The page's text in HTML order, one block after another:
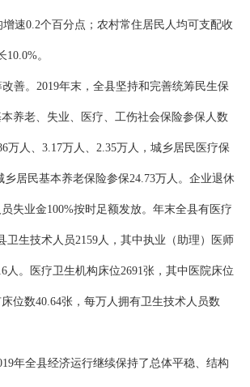
速0.2个百分点；农村常住居民人均可支配收
10.0%。
善。 2019年末，全县坚持和完善统筹民生保
养老、失业、医疗、工伤社会保险参保人数
万人、3.17万人、2.35万人，城乡居民医疗保
乡居民基本养老保险参保24.73万人。企业退休
失业金100%按时足额发放。年末全县有医疗
卫生技术人员2159人，其中执业（助理）医师
人。医疗卫生机构床位2691张，其中医院床位
位数40.64张，每万人拥有卫生技术人员数
年全县经济运行继续保持了总体平稳、结构